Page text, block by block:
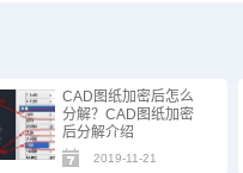
CAD图纸加密后怎么
分解？CAD图纸加密
后分解介绍
2019-11-21